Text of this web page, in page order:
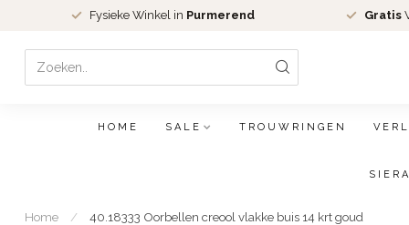
Fysieke Winkel in Purmerend Gratis
HOME SALE TROUWRINGEN
Home / 40.18333 Oorbellen creool vlakke buis 14 krt goud